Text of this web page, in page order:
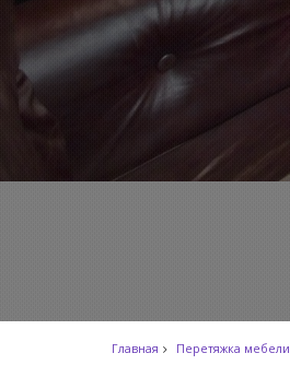
Главная Перетяжка мебели